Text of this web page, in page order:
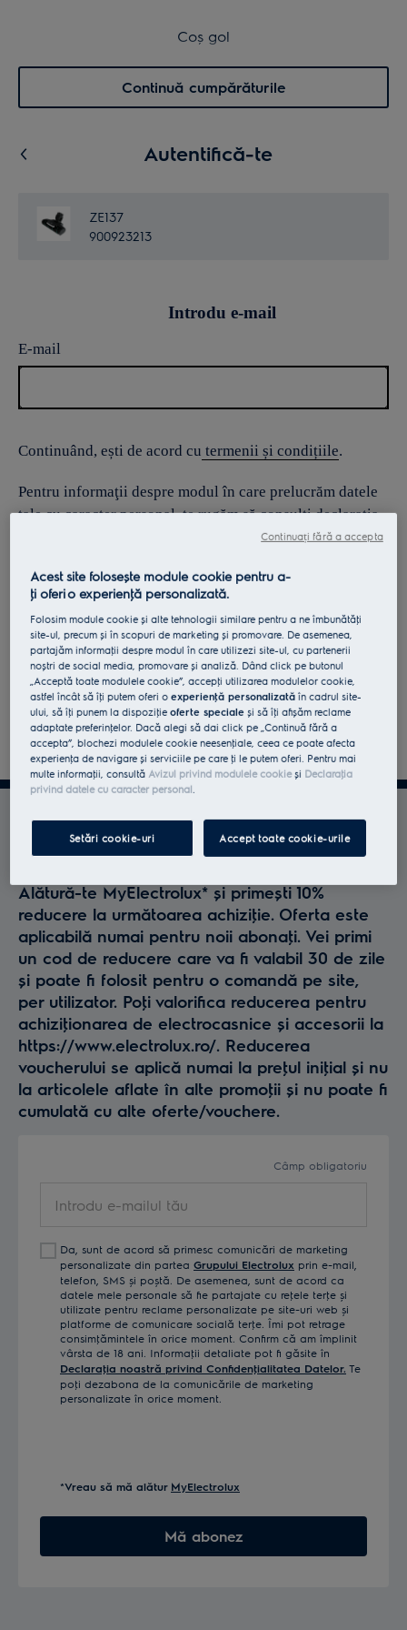
Menu 0
Coș de cumpărături
Coș gol
Continuă cumpărăturile
Autentifică-te
ZE137
900923213
Introdu e-mail
E-mail
Continuând, ești de acord cu termenii și condițiile.
Pentru informaţii despre modul în care prelucrăm datele
tale cu caracter personal, te rugăm să consulţi declaraţia
Profită la maxim de
Electrolux
Alătură-te MyElectrolux* și primești 10%
reducere la următoarea achiziţie. Oferta este
aplicabilă numai pentru noii abonaţi. Vei primi
un cod de reducere care va fi valabil 30 de zile
și poate fi folosit pentru o comandă pe site,
per utilizator. Poţi valorifica reducerea pentru
achiziţionarea de electrocasnice și accesorii la
https://www.electrolux.ro/. Reducerea
voucherului se aplică numai la preţul iniţial și nu
la articolele aflate în alte promoţii și nu poate fi
cumulată cu alte oferte/vouchere.
Câmp obligatoriu
Da, sunt de acord să primesc comunicări de marketing
personalizate din partea Grupului Electrolux prin e-mail,
telefon, SMS și poștă. De asemenea, sunt de acord ca
datele mele personale să fie partajate cu reţele terţe și
utilizate pentru reclame personalizate pe site-uri web și
platforme de comunicare socială terţe. Îmi pot retrage
consimţămintele în orice moment. Confirm că am împlinit
vârsta de 18 ani. Informaţii detaliate pot fi găsite în
Declaraţia noastră privind Confidenţialitatea Datelor. Te
poţi dezabona de la comunicările de marketing
personalizate în orice moment.
*Vreau să mă alătur MyElectrolux
Mă abonez
Acest site folosește module cookie pentru a-
ţi oferi o experienţă personalizată.
Folosim module cookie și alte tehnologii similare pentru a ne îmbunătăţi
site-ul, precum și în scopuri de marketing și promovare. De asemenea,
partajăm informaţii despre modul în care utilizezi site-ul, cu partenerii
noștri de social media, promovare și analiză. Dând click pe butonul
„Acceptă toate modulele cookie”, accepţi utilizarea modulelor cookie,
astfel încât să îţi putem oferi oexperienţă personalizată în cadrul site-
ului, să îţi punem la dispoziţieoferte speciale și să îţi afișăm reclame
adaptate preferinţelor. Dacă alegi să dai click pe „Continuă fără a
accepta”, blochezi modulele cookie neesenţiale, ceea ce poate afecta
experienţa de navigare și serviciile pe care ţi le putem oferi. Pentru mai
multe informaţii, consultă Avizul privind modulele cookieși Declaraţia
privind datele cu caracter personal.
Setări cookie-uri Accept toate cookie-urile
Continuați fără a accepta